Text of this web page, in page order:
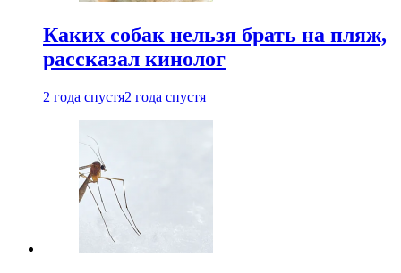
Каких собак нельзя брать на пляж,
рассказал кинолог
2 года спустя2 года спустя